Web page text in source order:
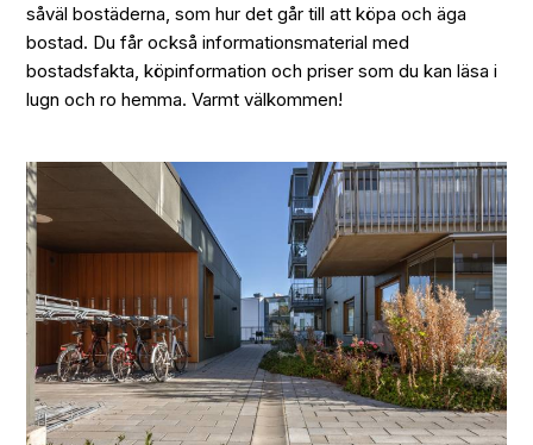
såväl bostäderna, som hur det går till att köpa och äga
bostad. Du får också informationsmaterial med
bostadsfakta, köpinformation och priser som du kan läsa i
lugn och ro hemma. Varmt välkommen!